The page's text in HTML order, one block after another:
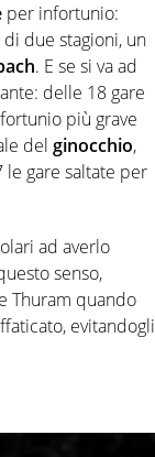
per infortunio:
due stagioni, un
. E se si va ad
delle 18 gare
più grave
del ginocchio,
gare saltate per
ad averlo
senso,
Thuram quando
evitandogli